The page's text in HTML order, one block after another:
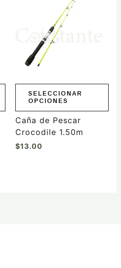
SELECCIONAR
OPCIONES
variantes.
opciones
elegir
la
página
producto
Caña de Pescar
Crocodile 1.50m
$13.00